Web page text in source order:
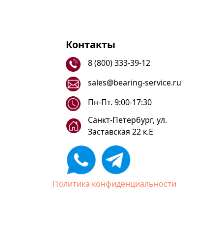
Контакты
8 (800) 333-39-12
sales@bearing-service.ru
Санкт-Петербург, ул.
Заставская 22 к.Е
Пн-Пт. 9:00-17:30
Политика конфиденциальности